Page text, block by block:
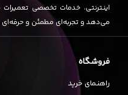
اینترنتی، خدمات تخصصی تعمیرات
می‌دهد و تجربه‌ای مطمئن و حرفه‌ای
فروشگاه
راهنمای خرید